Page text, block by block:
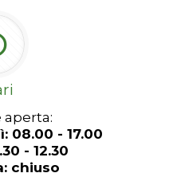
aperta:
08.00 - 17.00
- 12.30
chiuso